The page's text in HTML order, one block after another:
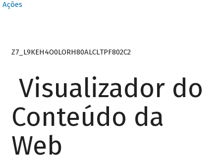
Ações
Z7_L9KEH4O0LORH80ALCLTPF802C2
Visualizador do
Conteúdo da
Web